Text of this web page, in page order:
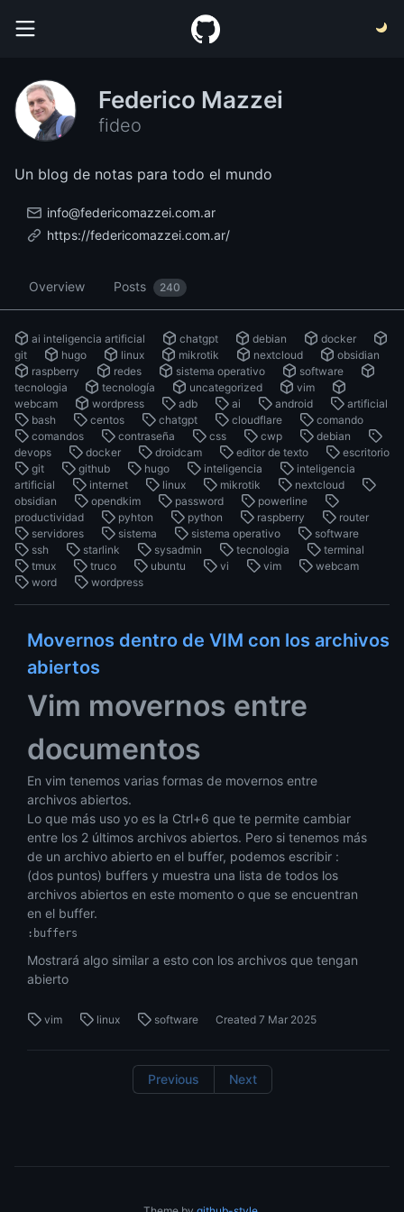
Federico Mazzei
fideo
Un blog de notas para todo el mundo
info@federicomazzei.com.ar
https://federicomazzei.com.ar/
Overview Posts 240
ai inteligencia artificial chatgpt debian
docker
git
hugo linux mikrotik nextcloud
obsidian
raspberry
redes sistema operativo
software
tecnologia
tecnología uncategorized
vim
webcam
wordpress adb ai android
artificial
bash
centos chatgpt cloudflare
comando
comandos
contraseña css cwp
debian
devops
docker droidcam editor de texto
escritorio
git
github hugo inteligencia
inteligencia
artificial
internet linux mikrotik
nextcloud
obsidian
opendkim password
powerline
productividad
pyhton python raspberry
router
servidores
sistema sistema operativo
software
ssh
starlink sysadmin tecnologia
terminal
tmux
truco ubuntu vi vim
webcam
word
wordpress
Movernos dentro de VIM con los archivos
abiertos
Vim movernos entre
documentos
En vim tenemos varias formas de movernos entre
archivos abiertos.
Lo que más uso yo es la Ctrl+6 que te permite cambiar
entre los 2 últimos archivos abiertos. Pero si tenemos más
de un archivo abierto en el buffer, podemos escribir :
(dos puntos) buffers y muestra una lista de todos los
archivos abiertos en este momento o que se encuentran
en el buffer.
:buffers
Mostrará algo similar a esto con los archivos que tengan
abierto
vim linux software Created 7 Mar 2025
Previous Next